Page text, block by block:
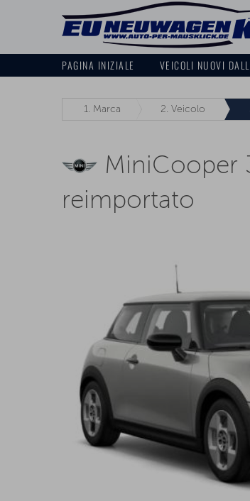
PAGINA INIZIALE VEICOLI NUOVI
1. Marca 2. Veicolo
MiniCooper
reimportato